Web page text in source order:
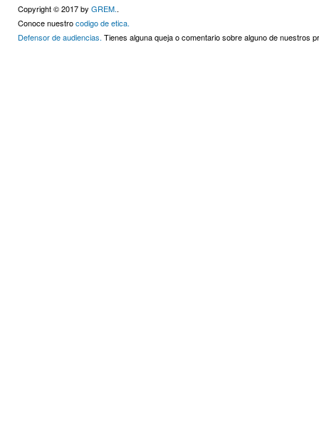
Copyright © 2017 by GREM..
Conoce nuestrocodigo de etica.
Defensor de audiencias. Tienes alguna queja o comentario sobre alguno de nuestros